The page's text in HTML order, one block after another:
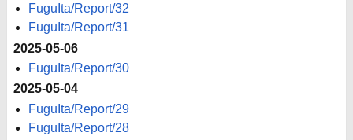
FuguIta/Report/32
FuguIta/Report/31
2025-05-06
FuguIta/Report/30
2025-05-04
FuguIta/Report/29
FuguIta/Report/28